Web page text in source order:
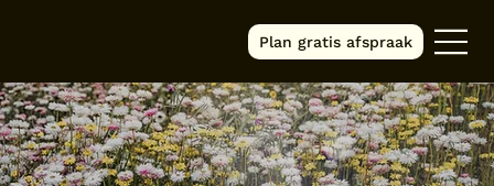
Plan gratis afspraak